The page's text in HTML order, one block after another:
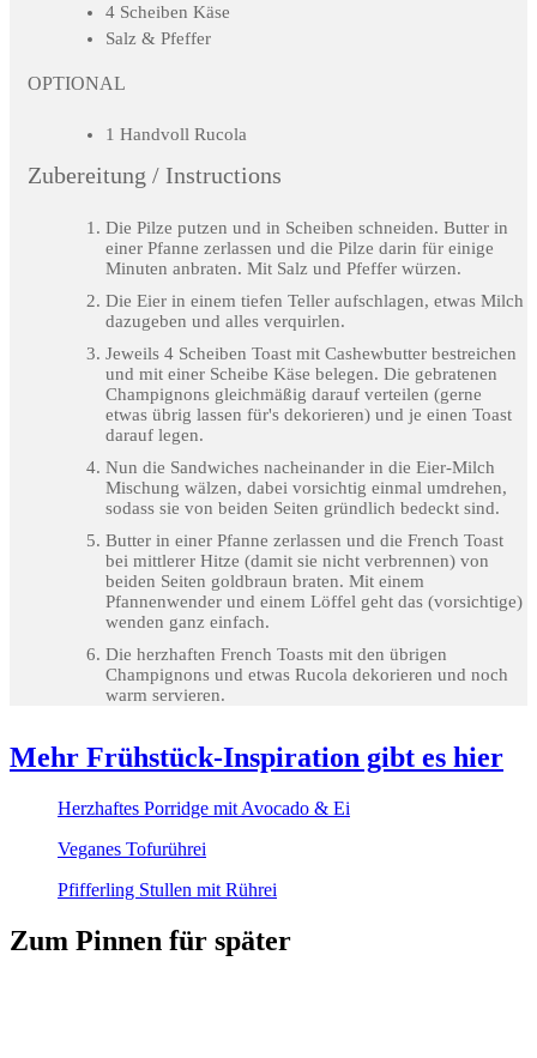
4 Scheiben Käse
Salz & Pfeffer
OPTIONAL
1 Handvoll Rucola
Zubereitung / Instructions
Die Pilze putzen und in Scheiben schneiden. Butter in
einer Pfanne zerlassen und die Pilze darin für einige
Minuten anbraten. Mit Salz und Pfeffer würzen.
Die Eier in einem tiefen Teller aufschlagen, etwas Milch
dazugeben und alles verquirlen.
Jeweils 4 Scheiben Toast mit Cashewbutter bestreichen
und mit einer Scheibe Käse belegen. Die gebratenen
Champignons gleichmäßig darauf verteilen (gerne
etwas übrig lassen für's dekorieren) und je einen Toast
darauf legen.
Nun die Sandwiches nacheinander in die Eier-Milch
Mischung wälzen, dabei vorsichtig einmal umdrehen,
sodass sie von beiden Seiten gründlich bedeckt sind.
Butter in einer Pfanne zerlassen und die French Toast
bei mittlerer Hitze (damit sie nicht verbrennen) von
beiden Seiten goldbraun braten. Mit einem
Pfannenwender und einem Löffel geht das (vorsichtige)
wenden ganz einfach.
Die herzhaften French Toasts mit den übrigen
Champignons und etwas Rucola dekorieren und noch
warm servieren.
Mehr Frühstück-Inspiration gibt es hier
Herzhaftes Porridge mit Avocado & Ei
Veganes Tofurührei
Pfifferling Stullen mit Rührei
Zum Pinnen für später